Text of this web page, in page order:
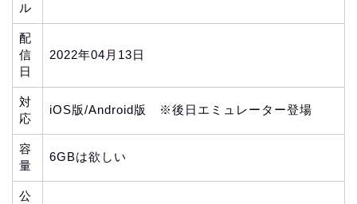
ル
配
信
日
2022年04月13日
対
応
iOS版/Android版 ※後日エミュレーター登場
容
量
6GBは欲しい
公